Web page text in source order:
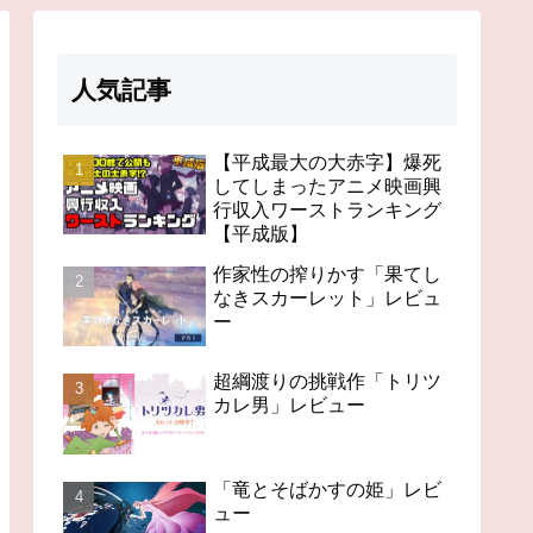
人気記事
【平成最大の大赤字】爆死
してしまったアニメ映画興
行収入ワーストランキング
【平成版】
作家性の搾りかす「果てし
なきスカーレット」レビュ
ー
超綱渡りの挑戦作「トリツ
カレ男」レビュー
「竜とそばかすの姫」レビ
ュー